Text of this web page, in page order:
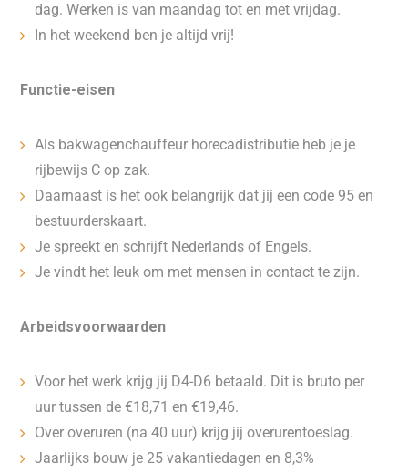
dag. Werken is van maandag tot en met vrijdag.
In het weekend ben je altijd vrij!
Functie-eisen
Als bakwagenchauffeur horecadistributie heb je je
rijbewijs C op zak.
Daarnaast is het ook belangrijk dat jij een code 95 en
bestuurderskaart.
Je spreekt en schrijft Nederlands of Engels.
Je vindt het leuk om met mensen in contact te zijn.
Arbeidsvoorwaarden
Voor het werk krijg jij D4-D6 betaald. Dit is bruto per
uur tussen de €18,71 en €19,46.
Over overuren (na 40 uur) krijg jij overurentoeslag.
Jaarlijks bouw je 25 vakantiedagen en 8,3%